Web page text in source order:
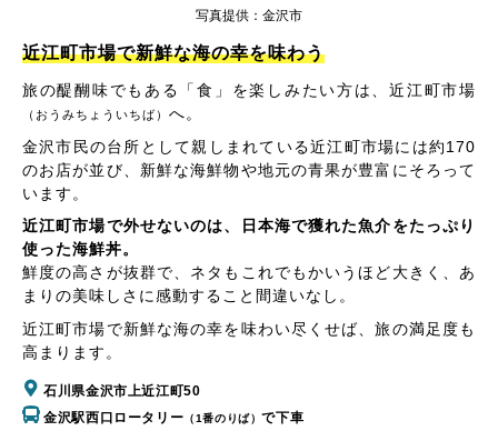
写真提供：金沢市
近江町市場で新鮮な海の幸を味わう
旅の醍醐味でもある「食」を楽しみたい方は、近江町市場
（おうみちょういちば） へ。
金沢市民の台所として親しまれている近江町市場には約170
のお店が並び、新鮮な海鮮物や地元の青果が豊富にそろって
います。
近江町市場で外せないのは、日本海で獲れた魚介をたっぷり
使った海鮮丼。
鮮度の高さが抜群で、ネタもこれでもかいうほど大きく、あ
まりの美味しさに感動すること間違いなし。
近江町市場で新鮮な海の幸を味わい尽くせば、旅の満足度も
高まります。
石川県金沢市上近江町50
金沢駅西口ロータリー （1番のりば）で下車